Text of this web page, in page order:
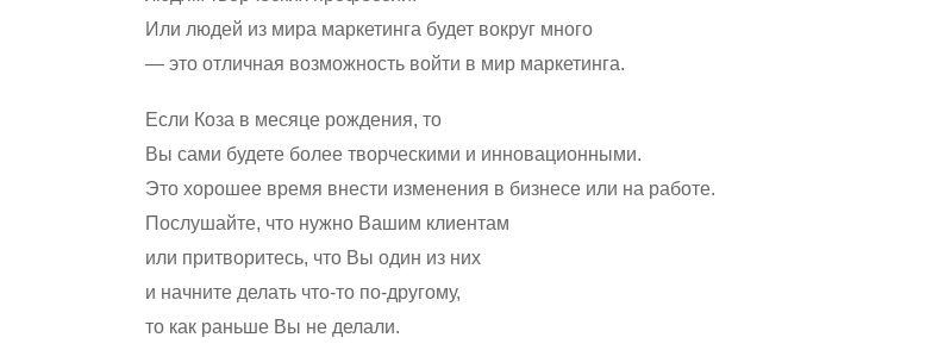
Или людей из мира маркетинга будет вокруг много
— это отличная возможность войти в мир маркетинга.
Если Коза в месяце рождения, то
Вы сами будете более творческими и инновационными.
Это хорошее время внести изменения в бизнесе или на работе.
Послушайте, что нужно Вашим клиентам
или притворитесь, что Вы один из них
и начните делать что-то по-другому,
то как раньше Вы не делали.